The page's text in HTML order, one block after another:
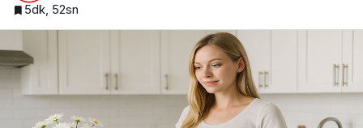
5dk, 52sn